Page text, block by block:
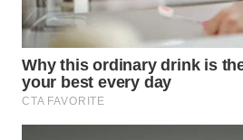
WN
MADURA
WN
SURABAYA